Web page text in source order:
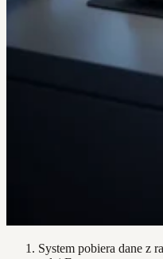
System pobiera dane z